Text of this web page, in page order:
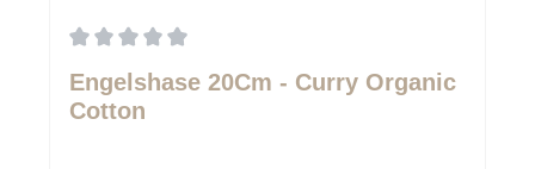
Engelshase 20Cm - Curry Organic
Cotton